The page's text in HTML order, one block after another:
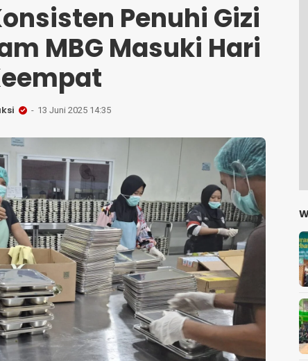
Penuhi Gizi
MBG Masuki Hari
13 Juni 2025 14:35